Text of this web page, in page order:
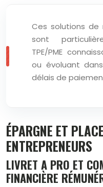
Ces solutions de
sont
TPE/PME
ou évoluant
délais de
ÉPARGNE ET
ENTREPRENEURS
LIVRET A PRO ET
FINANCIÈRE